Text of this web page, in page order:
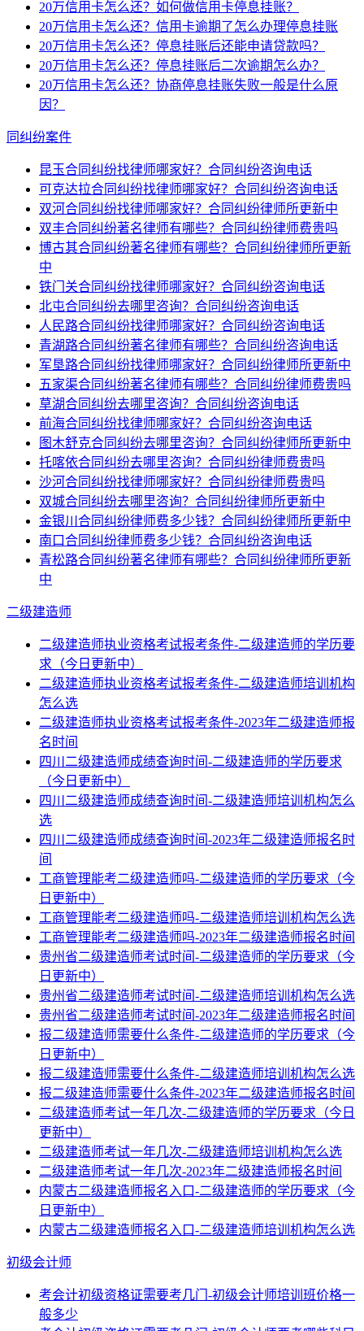
20万信用卡怎么还？如何做信用卡停息挂账？
20万信用卡怎么还？信用卡逾期了怎么办理停息挂账
20万信用卡怎么还？停息挂账后还能申请贷款吗？
20万信用卡怎么还？停息挂账后二次逾期怎么办？
20万信用卡怎么还？协商停息挂账失败一般是什么原
因？
同纠纷案件
昆玉合同纠纷找律师哪家好？合同纠纷咨询电话
可克达拉合同纠纷找律师哪家好？合同纠纷咨询电话
双河合同纠纷找律师哪家好？合同纠纷律师所更新中
双丰合同纠纷著名律师有哪些？合同纠纷律师费贵吗
博古其合同纠纷著名律师有哪些？合同纠纷律师所更新
中
铁门关合同纠纷找律师哪家好？合同纠纷咨询电话
北屯合同纠纷去哪里咨询？合同纠纷咨询电话
人民路合同纠纷找律师哪家好？合同纠纷咨询电话
青湖路合同纠纷著名律师有哪些？合同纠纷咨询电话
军垦路合同纠纷找律师哪家好？合同纠纷律师所更新中
五家渠合同纠纷著名律师有哪些？合同纠纷律师费贵吗
草湖合同纠纷去哪里咨询？合同纠纷咨询电话
前海合同纠纷找律师哪家好？合同纠纷咨询电话
图木舒克合同纠纷去哪里咨询？合同纠纷律师所更新中
托喀依合同纠纷去哪里咨询？合同纠纷律师费贵吗
沙河合同纠纷找律师哪家好？合同纠纷律师费贵吗
双城合同纠纷去哪里咨询？合同纠纷律师所更新中
金银川合同纠纷律师费多少钱？合同纠纷律师所更新中
南口合同纠纷律师费多少钱？合同纠纷咨询电话
青松路合同纠纷著名律师有哪些？合同纠纷律师所更新
中
二级建造师
二级建造师执业资格考试报考条件-二级建造师的学历要
求（今日更新中）
二级建造师执业资格考试报考条件-二级建造师培训机构
怎么选
二级建造师执业资格考试报考条件-2023年二级建造师报
名时间
四川二级建造师成绩查询时间-二级建造师的学历要求
（今日更新中）
四川二级建造师成绩查询时间-二级建造师培训机构怎么
选
四川二级建造师成绩查询时间-2023年二级建造师报名时
间
工商管理能考二级建造师吗-二级建造师的学历要求（今
日更新中）
工商管理能考二级建造师吗-二级建造师培训机构怎么选
工商管理能考二级建造师吗-2023年二级建造师报名时间
贵州省二级建造师考试时间-二级建造师的学历要求（今
日更新中）
贵州省二级建造师考试时间-二级建造师培训机构怎么选
贵州省二级建造师考试时间-2023年二级建造师报名时间
报二级建造师需要什么条件-二级建造师的学历要求（今
日更新中）
报二级建造师需要什么条件-二级建造师培训机构怎么选
报二级建造师需要什么条件-2023年二级建造师报名时间
二级建造师考试一年几次-二级建造师的学历要求（今日
更新中）
二级建造师考试一年几次-二级建造师培训机构怎么选
二级建造师考试一年几次-2023年二级建造师报名时间
内蒙古二级建造师报名入口-二级建造师的学历要求（今
日更新中）
内蒙古二级建造师报名入口-二级建造师培训机构怎么选
初级会计师
考会计初级资格证需要考几门-初级会计师培训班价格一
般多少